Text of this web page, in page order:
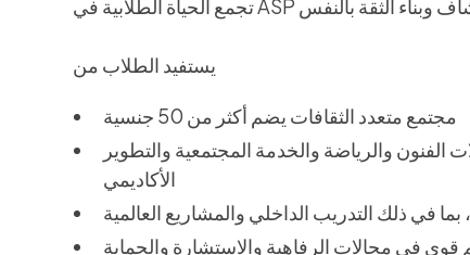
يستفيد الطلاب من
مجتمع متعدد الثقافات يضم أكثر من 50 جنسية
والرياضة والخدمة المجتمعية والتطوير
الأكاديمي
في ذلك التدريب الداخلي والمشاريع العالمية
قوي في مجالات الرفاهية والاستشارة والحماية